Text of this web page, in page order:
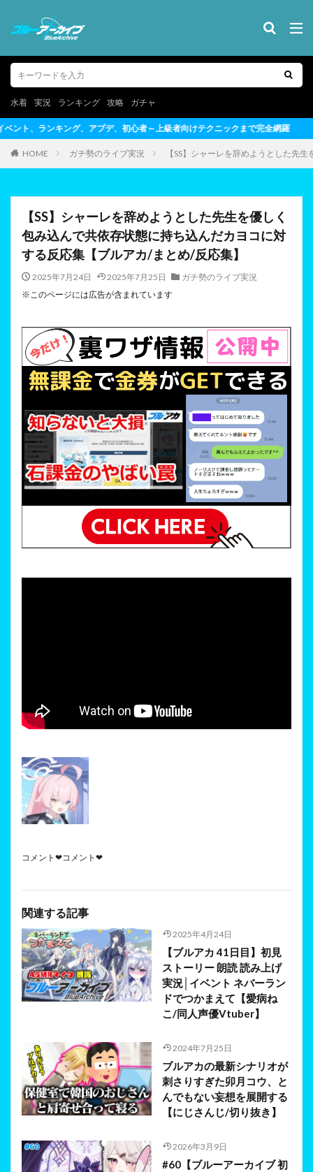
水着 実況 ランキング 攻略 ガチャ
上級者向けテクニックまで完全網羅
HOME ガチ勢のライブ実況 【SS】シャーレを辞めようとした先
【SS】シャーレを辞めようとした先生を優しく
包み込んで共依存状態に持ち込んだカヨコに対
する反応集【ブルアカ/まとめ/反応集】
2025年7月24日 2025年7月25日
ガチ勢のライブ実況
※このページには広告が含まれています
コメント❤コメント❤
関連する記事
2025年4月24日
【ブルアカ 41日目】初見
ストーリー 朗読 読み上げ
実況│イベント ネバーラン
ドでつかまえて【愛病ね
こ/同人声優Vtuber】
2024年7月25日
ブルアカの最新シナリオが
刺さりすぎた卯月コウ、と
んでもない妄想を展開する
【にじさんじ/切り抜き】
2026年3月9日
#60【ブルーアーカイブ 初